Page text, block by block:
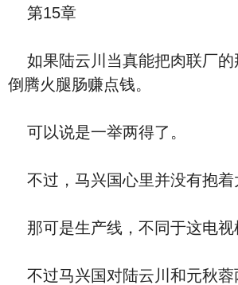
第15章
如果陆云川当真能把肉联厂的
倒腾火腿肠赚点钱。
可以说是一举两得了。
不过，马兴国心里并没有抱着
那可是生产线，不同于这电视
不过马兴国对陆云川和元秋蓉